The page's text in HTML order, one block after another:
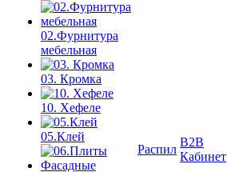
02.Фурнитура
мебельная
03. Кромка
10. Хефеле
05.Клей
Распил
B2B
Кабинет